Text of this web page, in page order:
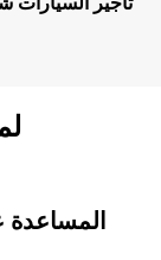
المساعدة